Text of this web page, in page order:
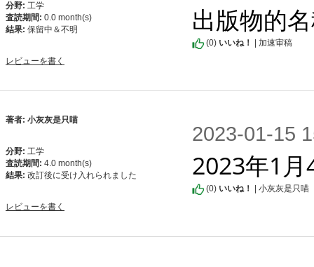
分野: 工学
査読期間: 0.0 month(s)
結果: 保留中＆不明
レビューを書く
出版物的
(0) いいね！ | 加速审稿
著者: 小灰灰是只喵
分野: 工学
査読期間: 4.0 month(s)
結果: 改訂後に受け入れられました
レビューを書く
2023-01-15
2023年1
(0) いいね！ | 小灰灰是只喵